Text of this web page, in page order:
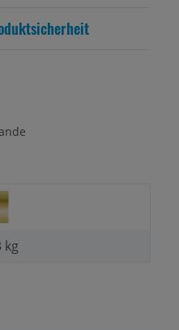
kg